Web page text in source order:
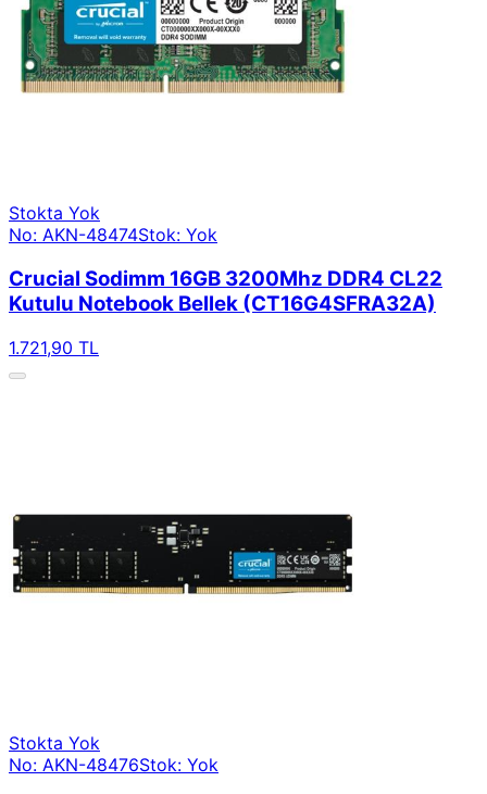
Stokta Yok
No: AKN-48474Stok: Yok
Crucial Sodimm 16GB 3200Mhz DDR4 CL22
Kutulu Notebook Bellek (CT16G4SFRA32A)
1.721,90 TL
Stokta Yok
No: AKN-48476Stok: Yok